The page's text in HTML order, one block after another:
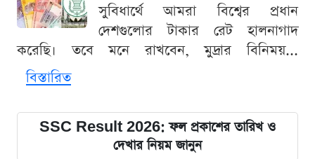
সুবিধার্থে আমরা বিশ্বের প্রধান
দেশগুলোর টাকার রেট হালনাগাদ
করেছি। তবে মনে রাখবেন, মুদ্রার বিনিময়...
বিস্তারিত
SSC Result 2026: ফল প্রকাশের তারিখ ও
দেখার নিয়ম জানুন